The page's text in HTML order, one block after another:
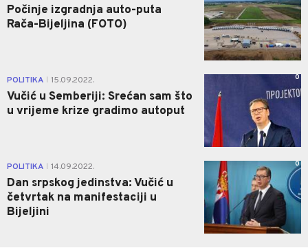
Počinje izgradnja auto-puta
Rača-Bijeljina (FOTO)
POLITIKA 15.09.2022.
Vučić u Semberiji: Srećan sam što
u vrijeme krize gradimo autoput
0
POLITIKA 14.09.2022.
Dan srpskog jedinstva: Vučić u
četvrtak na manifestaciji u
Bijeljini
0